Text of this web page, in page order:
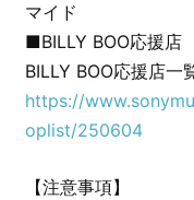
マイド
■BILLY BOO応援
BILLY BOO応援店一
https://
oplist/250604
【注意事項】